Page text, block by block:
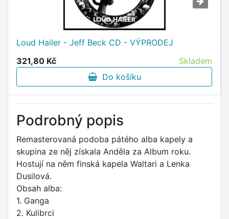
Loud Hailer - Jeff Beck CD - VÝPRODEJ
321,80 Kč
Skladem
Do košíku
Podrobný popis
Remasterovaná podoba pátého alba kapely a
skupina ze něj získala Anděla za Album roku.
Hostují na něm finská kapela Waltari a Lenka
Dusilová.
Obsah alba:
1. Ganga
2. Kulibrci